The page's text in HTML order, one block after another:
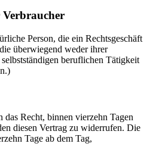
Person, die ein Rechtsgeschäft
überwiegend weder ihrer
beruflichen Tätigkeit
das Recht, binnen vierzehn Tagen
diesen Vertrag zu widerrufen. Die
Tage ab dem Tag,